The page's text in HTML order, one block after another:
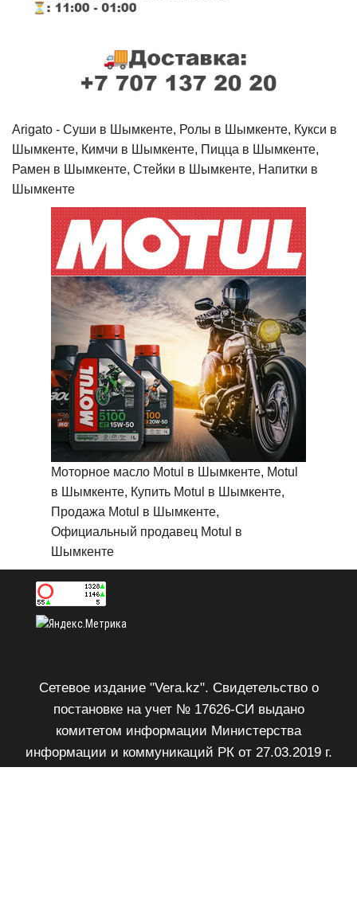
Arigato - Cуши в Шымкенте, Ролы в Шымкенте, Кукси в
Шымкенте, Кимчи в Шымкенте, Пицца в Шымкенте,
Рамен в Шымкенте, Стейки в Шымкенте, Напитки в
Шымкенте
Моторное масло Motul в Шымкенте, Motul
в Шымкенте, Купить Motul в Шымкенте,
Продажа Motul в Шымкенте,
Официальный продавец Motul в
Шымкенте
Сетевое издание "Vera.kz". Свидетельство о
постановке на учет № 17626-СИ выдано
комитетом информации Министерства
информации и коммуникаций РК от 27.03.2019 г.